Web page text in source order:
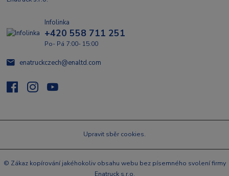
Infolinka
+420 558 711 251
Po- Pá 7:00- 15:00
enatruckczech@enaltd.com
Upravit sběr cookies.
© Zákaz kopírování jakéhokoliv obsahu webu bez písemného svolení firmy
Enatruck s.r.o.